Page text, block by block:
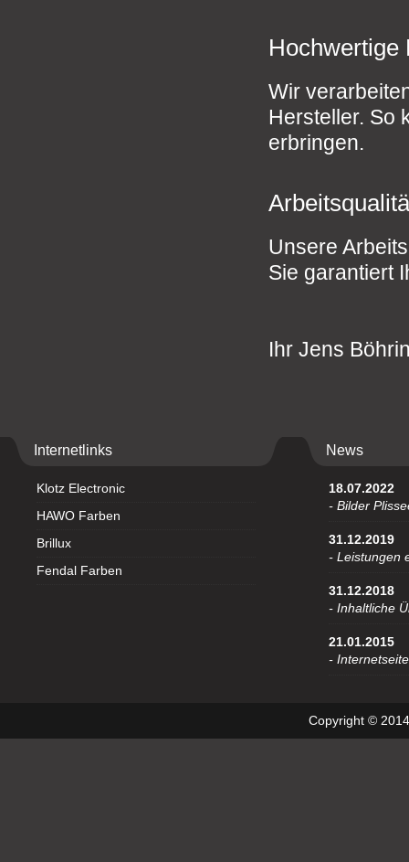
Hochwertige
Wir
Hersteller. So
erbringen.
Unsere
Sie garantiert
Ihr Jens
Internetlinks
Klotz Electronic
HAWO Farben
Brillux
Fendal Farben
News
18.07.2022
- Bilder
31.12.2019
- Leistungen
31.12.2018
- Inhaltliche
21.01.2015
-
Copyright ©